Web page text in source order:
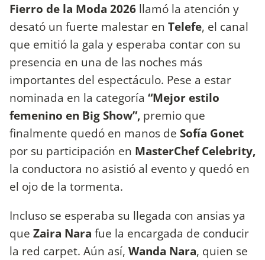
Fierro de la Moda 2026 llamó la atención y
desató un fuerte malestar en Telefe, el canal
que emitió la gala y esperaba contar con su
presencia en una de las noches más
importantes del espectáculo. Pese a estar
nominada en la categoría “Mejor estilo
femenino en Big Show”, premio que
finalmente quedó en manos de Sofía Gonet
por su participación en MasterChef Celebrity,
la conductora no asistió al evento y quedó en
el ojo de la tormenta.
Incluso se esperaba su llegada con ansias ya
que Zaira Nara fue la encargada de conducir
la red carpet. Aún así, Wanda Nara, quien se